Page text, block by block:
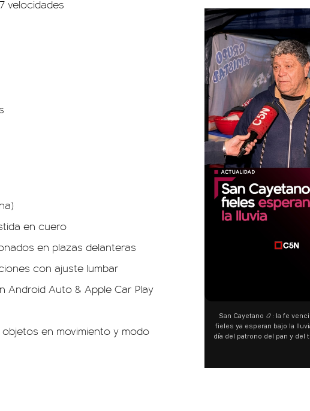
velocidades
en cuero
en plazas delanteras
con ajuste lumbar
Android Auto & Apple Car Play
en movimiento y modo
San Cayetano 📿: la fe
fieles ya esperan bajo la
día del patrono del pan y del
y pedir. 🎙️